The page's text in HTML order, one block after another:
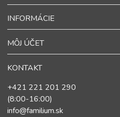
INFORMÁCIE
MÔJ ÚČET
KONTAKT
+421 221 201 290
(8:00-16:00)
info@familium.sk